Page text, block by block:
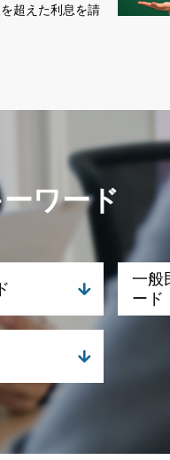
超えた利息を請
ワード
一般
ード